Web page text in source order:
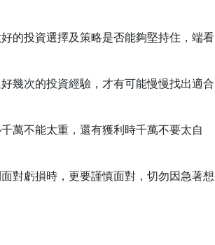
的投資選擇及策略是否能夠堅持住，端看
幾次的投資經驗，才有可能慢慢找出適合
萬不能太重，還有獲利時千萬不要太自
對虧損時，更要謹慎面對，切勿因急著想